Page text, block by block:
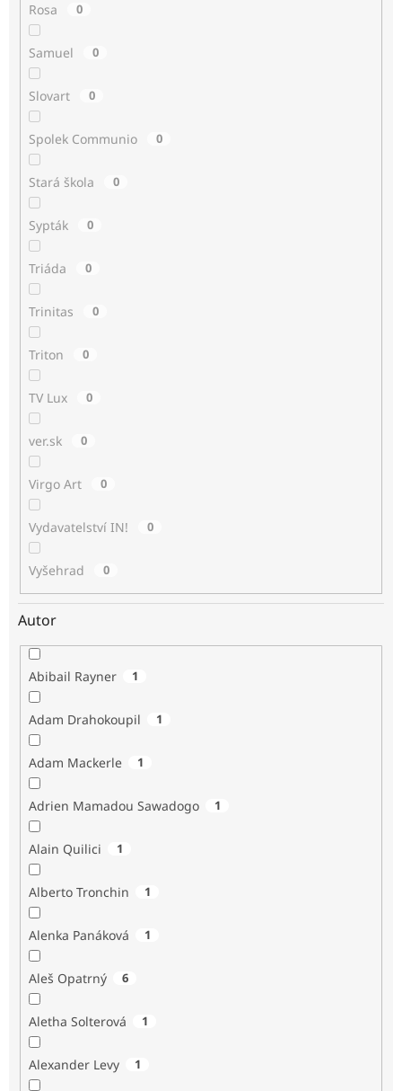
Rosa 0
Samuel 0
Slovart 0
Spolek Communio 0
Stará škola 0
Sypták 0
Triáda 0
Trinitas 0
Triton 0
TV Lux 0
ver.sk 0
Virgo Art 0
Vydavatelství IN! 0
Vyšehrad 0
Autor
Abibail Rayner 1
Adam Drahokoupil 1
Adam Mackerle 1
Adrien Mamadou Sawadogo 1
Alain Quilici 1
Alberto Tronchin 1
Alenka Panáková 1
Aleš Opatrný 6
Aletha Solterová 1
Alexander Levy 1